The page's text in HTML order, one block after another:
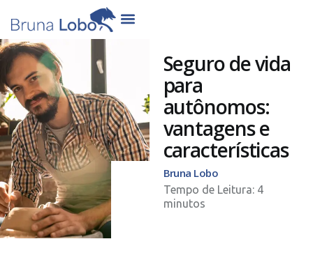
Seguro de vida
para
autônomos:
vantagens e
características
Bruna Lobo